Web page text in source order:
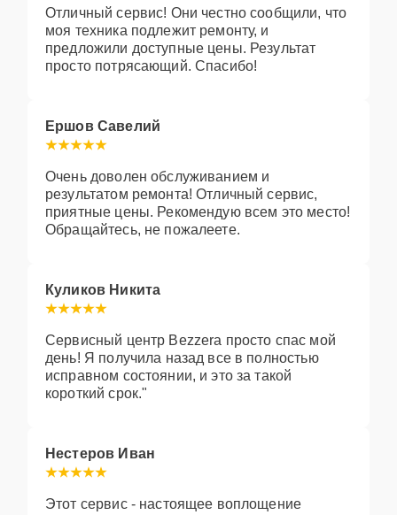
Отличный сервис! Они честно сообщили, что
моя техника подлежит ремонту, и
предложили доступные цены. Результат
просто потрясающий. Спасибо!
Ершов Савелий
Очень доволен обслуживанием и
результатом ремонта! Отличный сервис,
приятные цены. Рекомендую всем это место!
Обращайтесь, не пожалеете.
Куликов Никита
Сервисный центр Bezzera просто спас мой
день! Я получила назад все в полностью
исправном состоянии, и это за такой
короткий срок."
Нестеров Иван
Этот сервис - настоящее воплощение